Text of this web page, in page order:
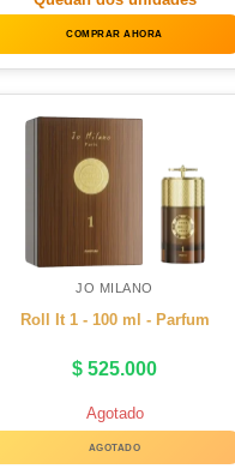
COMPRAR AHORA
JO MILANO
Roll It 1 - 100 ml - Parfum
$ 525.000
Agotado
AGOTADO